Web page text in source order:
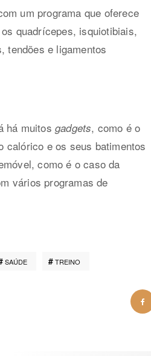
um programa que oferece
quadrícepes, isquiotibiais,
tendões e ligamentos
há muitos gadgets, como é o
calórico e os seus batimentos
como é o caso da
vários programas de
SAÚDE TREINO